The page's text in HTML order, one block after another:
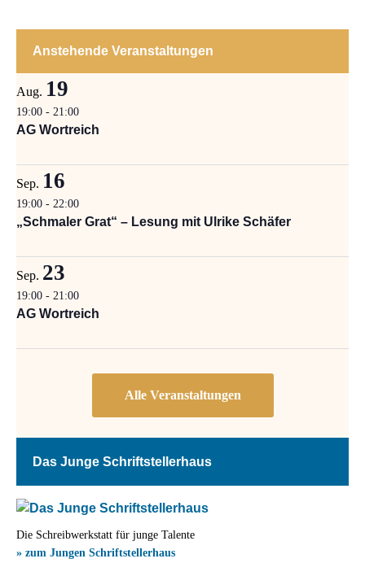
Anstehende Veranstaltungen
Aug. 19
19:00 - 21:00
AG Wortreich
Sep. 16
19:00 - 22:00
„Schmaler Grat“ – Lesung mit Ulrike Schäfer
Sep. 23
19:00 - 21:00
AG Wortreich
Das Junge Schriftstellerhaus
Die Schreibwerkstatt für junge Talente
» zum Jungen Schriftstellerhaus